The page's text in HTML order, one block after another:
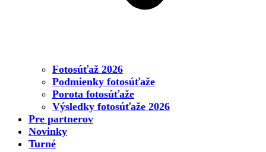
Fotosúťaž 2026
Podmienky fotosúťaže
Porota fotosúťaže
Výsledky fotosúťaže 2026
Pre partnerov
Novinky
Turné